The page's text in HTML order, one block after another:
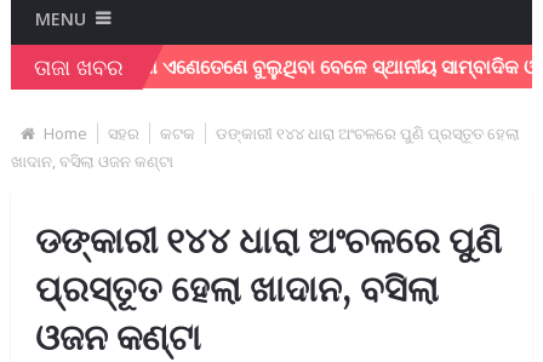
MENU
ତାଜା ଖବର
ବୃଦ୍ଧା ଏଣେତେଣେ ବୁଲୁଥିବା ବେଳେ ସ୍ଥାନୀୟ ସାମ୍ବାଦିକ ଓ
Home ସହର କଟକ
ଡଙ୍କାରୀ ୧୪୪ ଧାରା ଅଂଚଳରେ ପୁଣି ପ୍ରସ୍ତୂତ ହେଲା
ଖାଦାନ, ବସିଲା ଓଜନ କଣ୍ଟା
ଡଙ୍କାରୀ ୧୪୪ ଧାରା ଅଂଚଳରେ ପୁଣି
ପ୍ରସ୍ତୂତ ହେଲା ଖାଦାନ, ବସିଲା
ଓଜନ କଣ୍ଟା